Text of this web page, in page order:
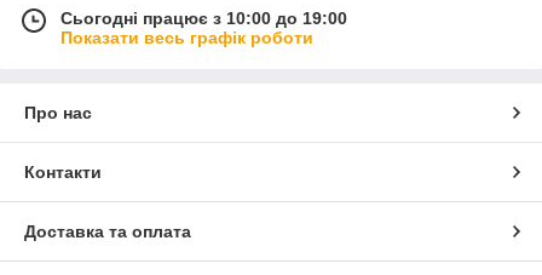
Сьогодні працює з 10:00 до 19:00
Показати весь графік роботи
Про нас
Контакти
Доставка та оплата